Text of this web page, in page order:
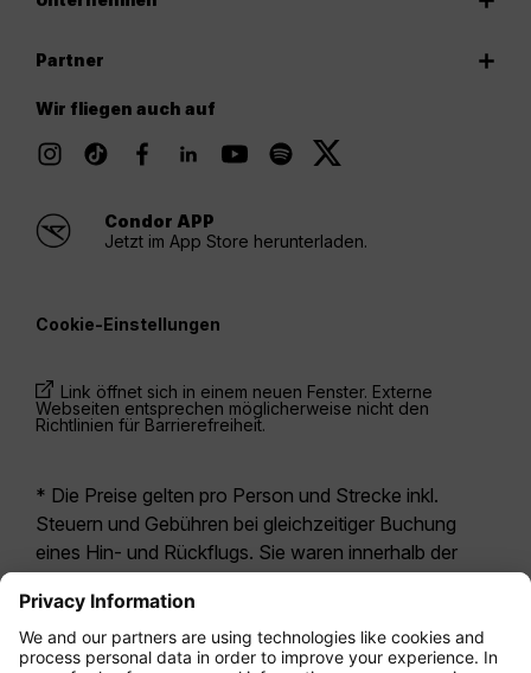
Partner
Wir fliegen auch auf
Condor APP
Jetzt im App Store herunterladen.
Cookie-Einstellungen
Link öffnet sich in einem neuen Fenster. Externe
Webseiten entsprechen möglicherweise nicht den
Richtlinien für Barrierefreiheit.
* Die Preise gelten pro Person und Strecke inkl.
Steuern und Gebühren bei gleichzeitiger Buchung
eines Hin- und Rückflugs. Sie waren innerhalb der
letzten 24 Stunden verfügbar und sind
möglicherweise nicht mehr aktuell. Bei den für die
Economy Class angegebenen Tarifen handelt es
sich i.d.R. um Economy Zero, unsere restriktivste